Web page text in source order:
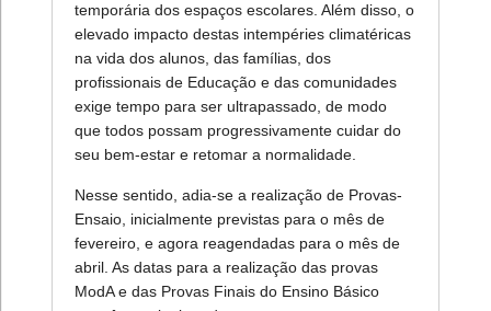
temporária dos espaços escolares. Além disso, o
elevado impacto destas intempéries climatéricas
na vida dos alunos, das famílias, dos
profissionais de Educação e das comunidades
exige tempo para ser ultrapassado, de modo
que todos possam progressivamente cuidar do
seu bem-estar e retomar a normalidade.
Nesse sentido, adia-se a realização de Provas-
Ensaio, inicialmente previstas para o mês de
fevereiro, e agora reagendadas para o mês de
abril. As datas para a realização das provas
ModA e das Provas Finais do Ensino Básico